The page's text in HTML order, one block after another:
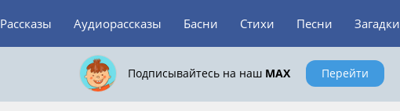
Рассказы Аудиорассказы Басни Стихи Песни Загадки
Подписывайтесь на наш MAX Перейти